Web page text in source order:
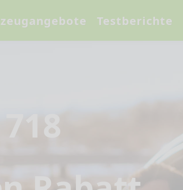
Testberichte
718